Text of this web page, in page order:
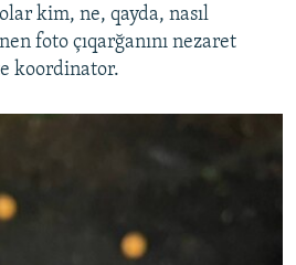
kim, ne, qayda, nasıl
foto çıqarğanını nezaret
koordinator.